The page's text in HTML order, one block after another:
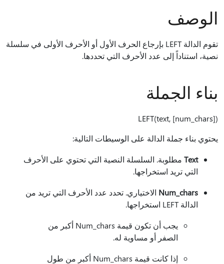
الوصف
تقوم الدالة LEFT بإرجاع الحرف الأول أو الأحرف الأولى في سلسلة
نصية، استناداً إلى عدد الأحرف التي تحددها.
بناء الجملة
LEFT(text, [num_chars])‎
يحتوي بناء جملة الدالة على الوسيطات التالية:
Text مطلوبة. السلسلة النصية التي تحتوي على الأحرف
التي تريد استخراجها.
Num_chars الاختياري. تحدد عدد الأحرف التي تريد من
الدالة LEFT استخراجها.
يجب أن تكون قيمة Num_chars أكبر من
الصفر أو مساوية له.
إذا كانت قيمة Num_chars أكبر من طول